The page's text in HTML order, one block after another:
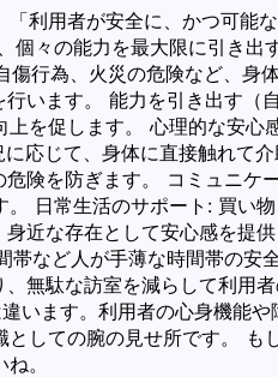
利用者が安全に、かつ可能
々の能力を最大限に引き出
行為、火災の危険など、身
います。 能力を引き出す（
を促します。 心理的な安心
応じて、身体に直接触れて
険を防ぎます。 コミュニケ
日常生活のサポート: 買い
近な存在として安心感を提
など人が手薄な時間帯の安
無駄な訪室を減らして利用
ます。利用者の心身機能
しての腕の見せ所です。
。